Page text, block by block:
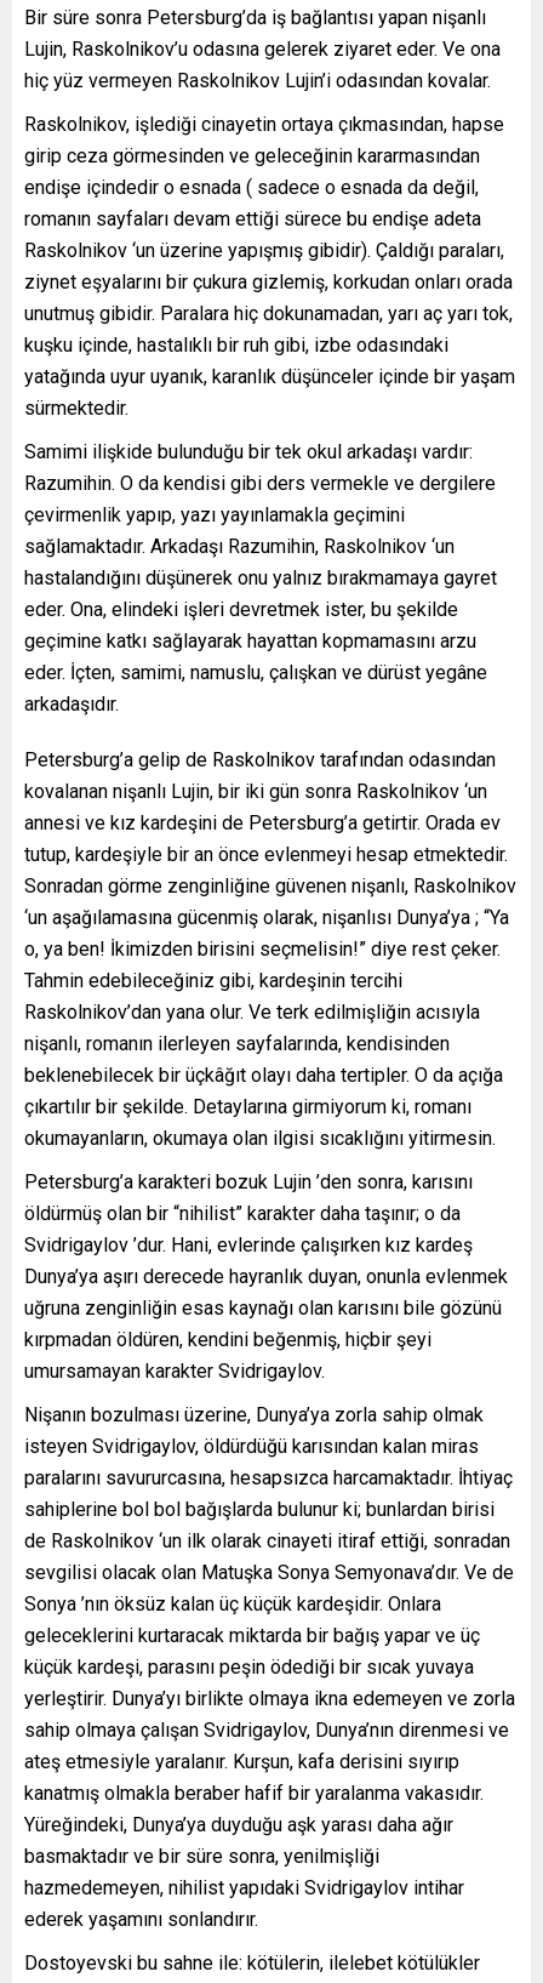
Bir süre sonra Petersburg’da iş bağlantısı yapan nişanlı
Lujin, Raskolnikov’u odasına gelerek ziyaret eder. Ve ona
hiç yüz vermeyen Raskolnikov Lujin’i odasından kovalar.
Raskolnikov, işlediği cinayetin ortaya çıkmasından, hapse
girip ceza görmesinden ve geleceğinin kararmasından
endişe içindedir o esnada ( sadece o esnada da değil,
romanın sayfaları devam ettiği sürece bu endişe adeta
Raskolnikov ‘un üzerine yapışmış gibidir). Çaldığı paraları,
ziynet eşyalarını bir çukura gizlemiş, korkudan onları orada
unutmuş gibidir. Paralara hiç dokunamadan, yarı aç yarı tok,
kuşku içinde, hastalıklı bir ruh gibi, izbe odasındaki
yatağında uyur uyanık, karanlık düşünceler içinde bir yaşam
sürmektedir.
Samimi ilişkide bulunduğu bir tek okul arkadaşı vardır:
Razumihin. O da kendisi gibi ders vermekle ve dergilere
çevirmenlik yapıp, yazı yayınlamakla geçimini
sağlamaktadır. Arkadaşı Razumihin, Raskolnikov ‘un
hastalandığını düşünerek onu yalnız bırakmamaya gayret
eder. Ona, elindeki işleri devretmek ister, bu şekilde
geçimine katkı sağlayarak hayattan kopmamasını arzu
eder. İçten, samimi, namuslu, çalışkan ve dürüst yegâne
arkadaşıdır.
Petersburg’a gelip de Raskolnikov tarafından odasından
kovalanan nişanlı Lujin, bir iki gün sonra Raskolnikov ‘un
annesi ve kız kardeşini de Petersburg’a getirtir. Orada ev
tutup, kardeşiyle bir an önce evlenmeyi hesap etmektedir.
Sonradan görme zenginliğine güvenen nişanlı, Raskolnikov
‘un aşağılamasına gücenmiş olarak, nişanlısı Dunya’ya ; “Ya
o, ya ben! İkimizden birisini seçmelisin!” diye rest çeker.
Tahmin edebileceğiniz gibi, kardeşinin tercihi
Raskolnikov’dan yana olur. Ve terk edilmişliğin acısıyla
nişanlı, romanın ilerleyen sayfalarında, kendisinden
beklenebilecek bir üçkâğıt olayı daha tertipler. O da açığa
çıkartılır bir şekilde. Detaylarına girmiyorum ki, romanı
okumayanların, okumaya olan ilgisi sıcaklığını yitirmesin.
Petersburg’a karakteri bozuk Lujin ’den sonra, karısını
öldürmüş olan bir “nihilist” karakter daha taşınır; o da
Svidrigaylov ’dur. Hani, evlerinde çalışırken kız kardeş
Dunya’ya aşırı derecede hayranlık duyan, onunla evlenmek
uğruna zenginliğin esas kaynağı olan karısını bile gözünü
kırpmadan öldüren, kendini beğenmiş, hiçbir şeyi
umursamayan karakter Svidrigaylov.
Nişanın bozulması üzerine, Dunya’ya zorla sahip olmak
isteyen Svidrigaylov, öldürdüğü karısından kalan miras
paralarını savururcasına, hesapsızca harcamaktadır. İhtiyaç
sahiplerine bol bol bağışlarda bulunur ki; bunlardan birisi
de Raskolnikov ‘un ilk olarak cinayeti itiraf ettiği, sonradan
sevgilisi olacak olan Matuşka Sonya Semyonava’dır. Ve de
Sonya ’nın öksüz kalan üç küçük kardeşidir. Onlara
geleceklerini kurtaracak miktarda bir bağış yapar ve üç
küçük kardeşi, parasını peşin ödediği bir sıcak yuvaya
yerleştirir. Dunya’yı birlikte olmaya ikna edemeyen ve zorla
sahip olmaya çalışan Svidrigaylov, Dunya’nın direnmesi ve
ateş etmesiyle yaralanır. Kurşun, kafa derisini sıyırıp
kanatmış olmakla beraber hafif bir yaralanma vakasıdır.
Yüreğindeki, Dunya’ya duyduğu aşk yarası daha ağır
basmaktadır ve bir süre sonra, yenilmişliği
hazmedemeyen, nihilist yapıdaki Svidrigaylov intihar
ederek yaşamını sonlandırır.
Dostoyevski bu sahne ile: kötülerin, ilelebet kötülükler